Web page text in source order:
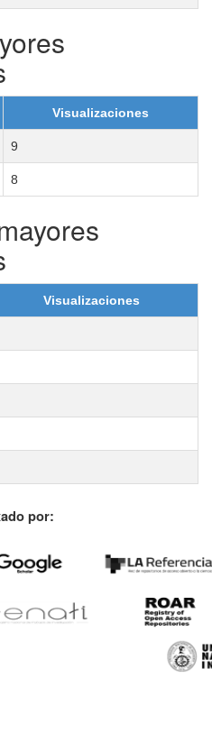
Visualizaciones
9
8
Visualizaciones
por: